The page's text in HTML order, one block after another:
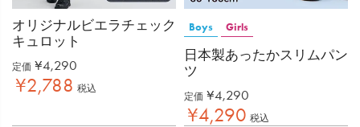
オリジナルビエラチェック
キュロット
定価 ¥4,290
¥2,788 税込
Boys Girls
日本製あったかスリムパン
ツ
定価 ¥4,290
¥4,290 税込